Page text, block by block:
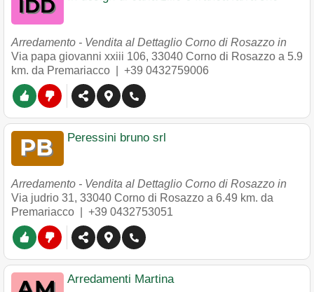
Arredamento - Vendita al Dettaglio Corno di Rosazzo in
Via papa giovanni xxiii 106, 33040 Corno di Rosazzo a 5.9
km. da Premariacco | +39 0432759006
Peressini bruno srl
Arredamento - Vendita al Dettaglio Corno di Rosazzo in
Via judrio 31, 33040 Corno di Rosazzo a 6.49 km. da
Premariacco | +39 0432753051
Arredamenti Martina